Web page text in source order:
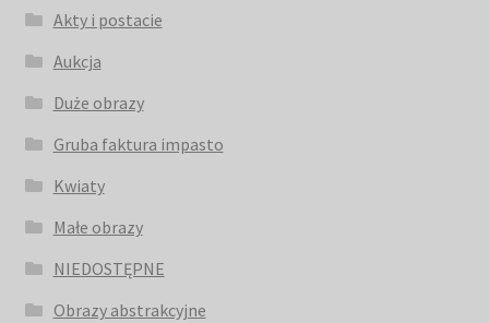
Akty i postacie
Aukcja
Duże obrazy
Gruba faktura impasto
Kwiaty
Małe obrazy
NIEDOSTĘPNE
Obrazy abstrakcyjne